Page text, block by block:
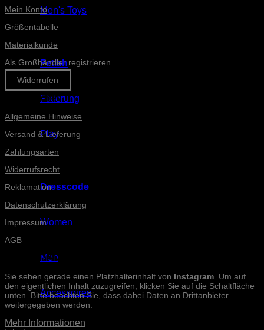
Men's Toys
Fetish
Fixierung
Play
Dresscode
Women
Men
Accessoires
Mein Konto
Größentabelle
Materialkunde
Als Großhändler registrieren
Widerrufen
Informationen
Allgemeine Hinweise
Versand & Lieferung
Zahlungsarten
Widerrufsrecht
Reklamation
Datenschutzerklärung
Impressum
AGB
INSTAGRAM-POSTS
Sie sehen gerade einen Platzhalterinhalt von Instagram . Um auf
den eigentlichen Inhalt zuzugreifen, klicken Sie auf die Schaltfläche
unten. Bitte beachten Sie, dass dabei Daten an Drittanbieter
weitergegeben werden.
Mehr Informationen